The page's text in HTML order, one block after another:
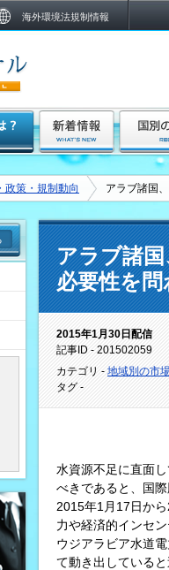
海外環境法規制情報
政策・規制動向 アラブ諸国
アラブ諸
必要性を
2015年1月30日配信
記事ID - 201502059
カテゴリ - 地域別の市
タグ -
水資源不足に直面
べきであると、国
2015年1月17日か
力や経済的インセ
ウジアラビア水道
て動き出していると